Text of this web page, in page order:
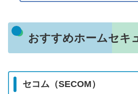
おすすめホームセキ
セコム（SECOM）